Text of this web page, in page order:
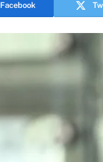
Facebook